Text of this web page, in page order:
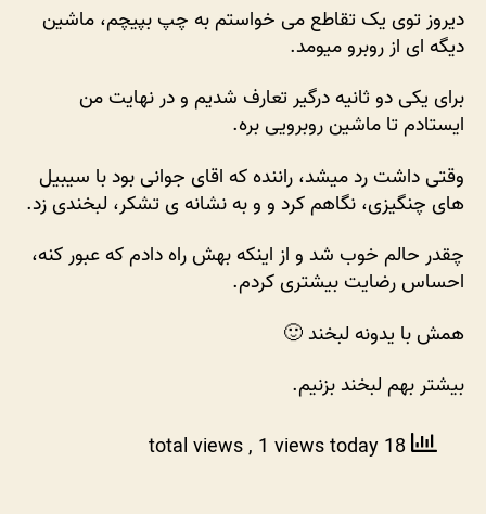
همدیگه،
لبخند
دیروز توی یک تقاطع می خواستم به چپ بپیچم، ماشین
دیگه ای از روبرو میومد.
برای یکی دو ثانیه درگیر تعارف شدیم و در نهایت من
ایستادم تا ماشین روبرویی بره.
وقتی داشت رد میشد، راننده که اقای جوانی بود با سیبیل
های چنگیزی، نگاهم کرد و و به نشانه ی تشکر، لبخندی زد.
چقدر حالم خوب شد و از اینکه بهش راه دادم که عبور کنه،
احساس رضایت بیشتری کردم.
همش با یدونه لبخند 🙂
بیشتر بهم لبخند بزنیم.
, 1 views today